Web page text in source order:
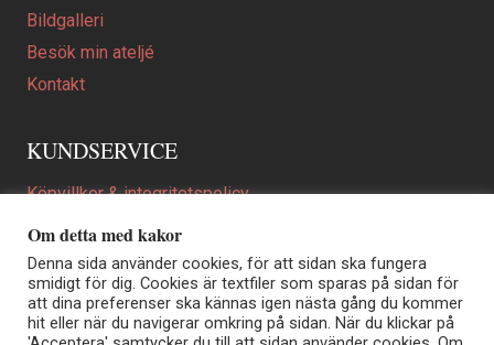
Bildgalleri
Besök min ateljé
Kontakt
KUNDSERVICE
Köpvillkor & integritetspolicy
Att beställa ett personligt utformat konstverk
En personligare gåva
FAQ
Om detta med kakor
Denna sida använder cookies, för att sidan ska fungera
smidigt för dig. Cookies är textfiler som sparas på sidan för
att dina preferenser ska kännas igen nästa gång du kommer
hit eller när du navigerar omkring på sidan. När du klickar på